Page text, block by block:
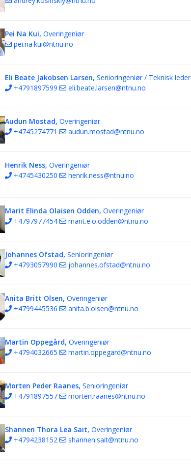
Pei Na Kui, Overingeniør
pei.na.kui@ntnu.no
Eli Beate Jakobsen Larsen, Senioringeniør / Teknisk leder
+4791897599
eli.beate.larsen@ntnu.no
Audun Mostad, Overingeniør
+4745274771
audun.mostad@ntnu.no
Henrik Ness, Overingeniør
+4745430250
henrik.ness@ntnu.no
Marit Elinda Olaisen Odden, Overingeniør
+4797977454
marit.e.o.odden@ntnu.no
Johannes Ofstad, Senioringeniør
+4793057990
johannes.ofstad@ntnu.no
Anita Britt Olsen, Overingeniør
+4799445536
anita.b.olsen@ntnu.no
Martin Oppegård, Overingeniør
+4794032665
martin.oppegard@ntnu.no
Morten Peder Raanes, Senioringeniør
+4791897557
morten.raanes@ntnu.no
Shannen Thora Lea Sait, Overingeniør
+4794238152
shannen.sait@ntnu.no